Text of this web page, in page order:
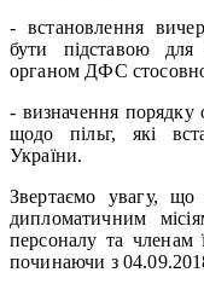
- встановлення
бути підставою для
органом ДФС
- визначення
щодо пільг, які
України.
Звертаємо увагу,
дипломатичним
персоналу та
починаючи з